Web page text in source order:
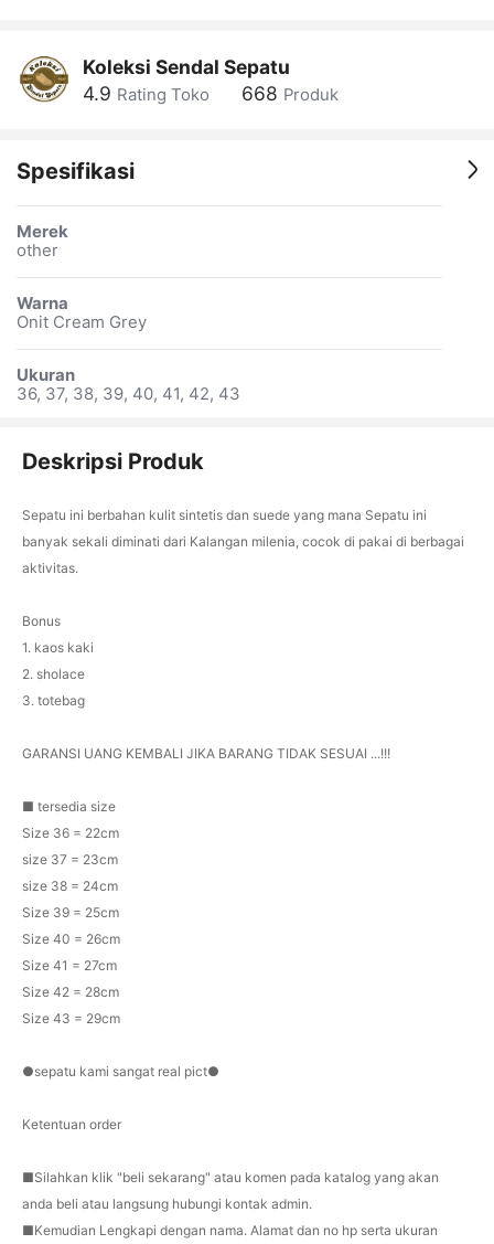
Koleksi Sendal Sepatu
4.9 Rating Toko 668 Produk
Spesifikasi
Merek
other
Warna
Onit Cream Grey
Ukuran
36, 37, 38, 39, 40, 41, 42, 43
Deskripsi Produk
Sepatu ini berbahan kulit sintetis dan suede yang mana Sepatu ini
banyak sekali diminati dari Kalangan milenia, cocok di pakai di berbagai
aktivitas.
Bonus
1. kaos kaki
2. sholace
3. totebag
GARANSI UANG KEMBALI JIKA BARANG TIDAK SESUAI ...!!!
■ tersedia size
Size 36 = 22cm
size 37 = 23cm
size 38 = 24cm
Size 39 = 25cm
Size 40 = 26cm
Size 41 = 27cm
Size 42 = 28cm
Size 43 = 29cm
●sepatu kami sangat real pict●
Ketentuan order
■Silahkan klik "beli sekarang" atau komen pada katalog yang akan
anda beli atau langsung hubungi kontak admin.
■Kemudian Lengkapi dengan nama. Alamat dan no hp serta ukuran